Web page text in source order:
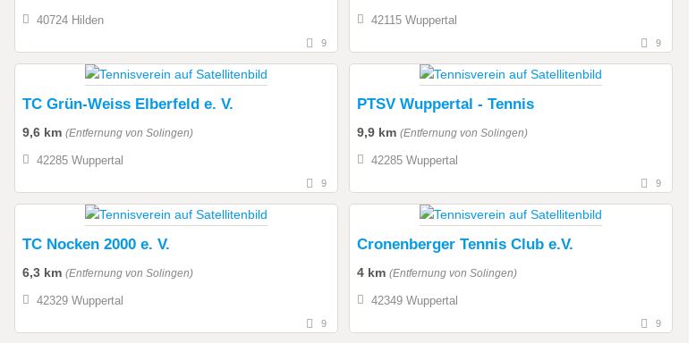
40724 Hilden
9
42115 Wuppertal
9
TC Grün-Weiss Elberfeld e. V.
9,6 km (Entfernung von Solingen)
42285 Wuppertal
9
PTSV Wuppertal - Tennis
9,9 km (Entfernung von Solingen)
42285 Wuppertal
9
TC Nocken 2000 e. V.
6,3 km (Entfernung von Solingen)
42329 Wuppertal
9
Cronenberger Tennis Club e.V.
4 km (Entfernung von Solingen)
42349 Wuppertal
9